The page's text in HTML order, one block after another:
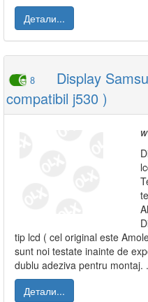
Детали...
8
Display
compatibil j530 )
tip lcd ( cel original este
sunt noi testate inainte de
dublu adeziva pentru montaj.
Детали...